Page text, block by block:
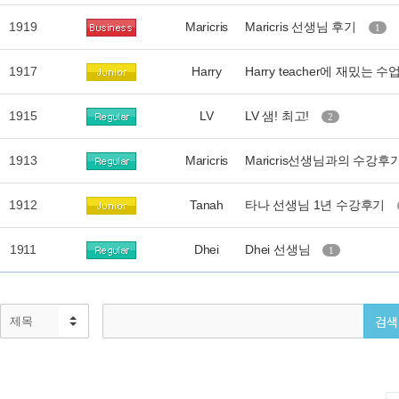
1919 Maricris Maricris 선생님 후기 1
1917 Harry Harry teacher에 재밌는 수
1915 LV LV 샘! 최고! 2
1913 Maricris Maricris선생님과의 수강후
1912 Tanah 타나 선생님 1년 수강후기
1911 Dhei Dhei 선생님 1